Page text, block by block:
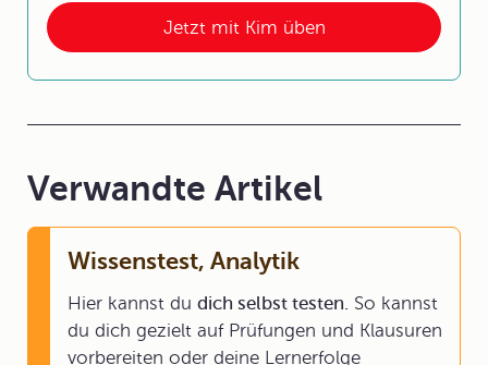
Jetzt mit Kim üben
Verwandte Artikel
Wissenstest, Analytik
Hier kannst du dich selbst testen. So kannst
du dich gezielt auf Prüfungen und Klausuren
vorbereiten oder deine Lernerfolge